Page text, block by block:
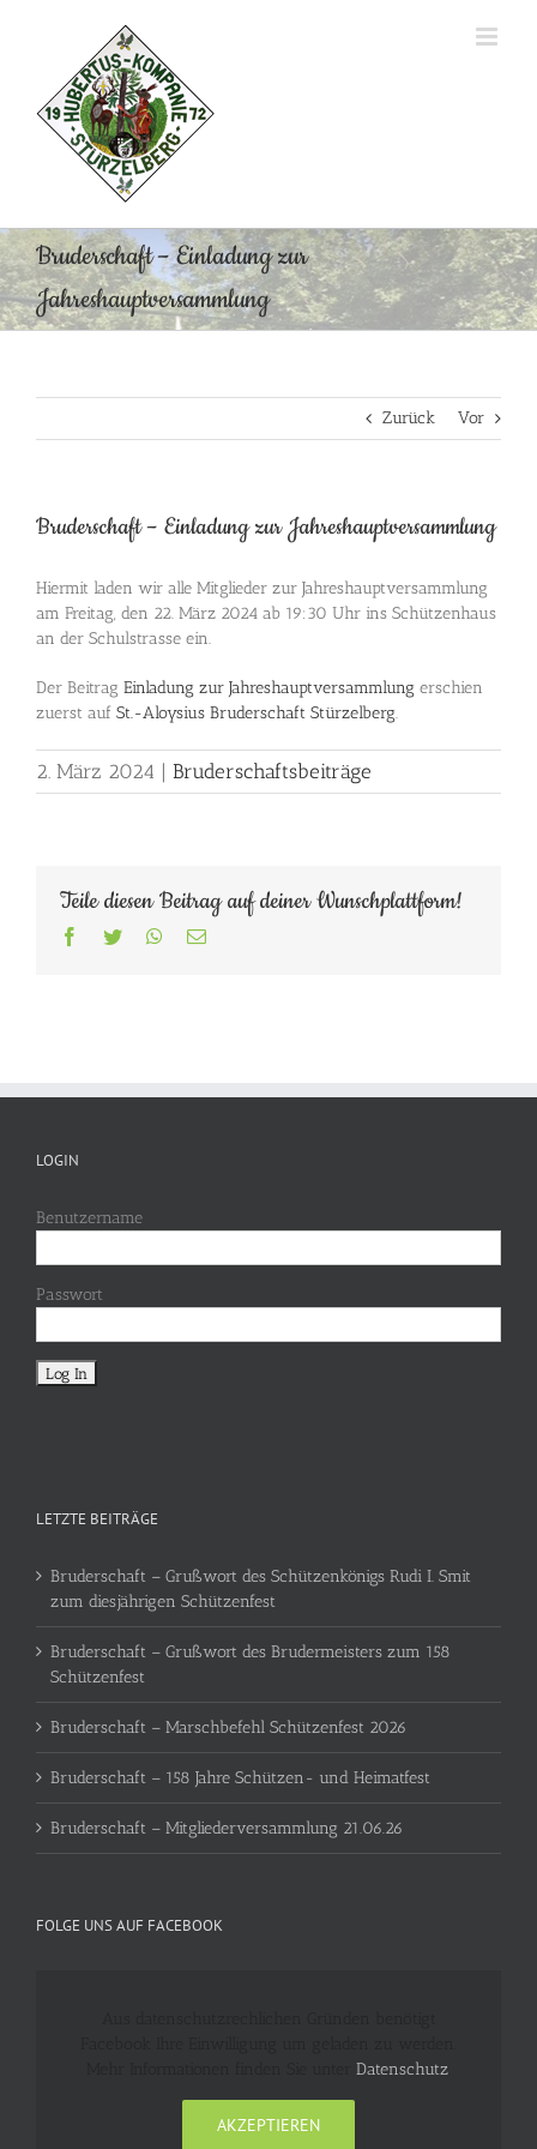
Bruderschaft – Einladung zur
Jahreshauptversammlung
Zurück Vor
Bruderschaft – Einladung zur Jahreshauptversammlung
Hiermit laden wir alle Mitglieder zur Jahreshauptversammlung
am Freitag, den 22. März 2024 ab 19:30 Uhr ins Schützenhaus
an der Schulstrasse ein.
Der Beitrag Einladung zur Jahreshauptversammlung erschien
zuerst auf St.-Aloysius Bruderschaft Stürzelberg.
2. März 2024 | Bruderschaftsbeiträge
Teile diesen Beitrag auf deiner Wunschplattform!
Facebook
Twitter WhatsApp
E-
LOGIN
Benutzername
Passwort
LETZTE BEITRÄGE
Bruderschaft – Grußwort des Schützenkönigs Rudi I. Smit
zum diesjährigen Schützenfest
Bruderschaft – Grußwort des Brudermeisters zum 158
Schützenfest
Bruderschaft – Marschbefehl Schützenfest 2026
Bruderschaft – 158 Jahre Schützen- und Heimatfest
Bruderschaft – Mitgliederversammlung 21.06.26
FOLGE UNS AUF FACEBOOK
Datenschutz
AKZEPTIEREN